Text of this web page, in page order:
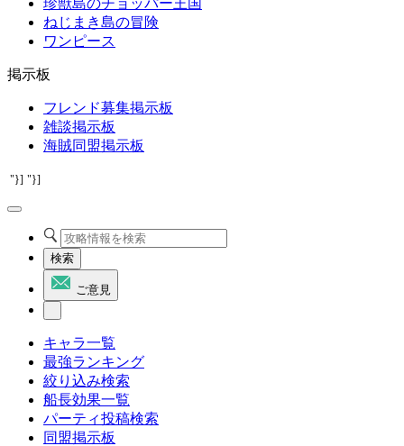
珍獣島のチョッパー王国
ねじまき島の冒険
ワンピース
掲示板
フレンド募集掲示板
雑談掲示板
海賊同盟掲示板
"}] "}]
検索
ご意見
キャラ一覧
最強ランキング
絞り込み検索
船長効果一覧
パーティ投稿検索
同盟掲示板